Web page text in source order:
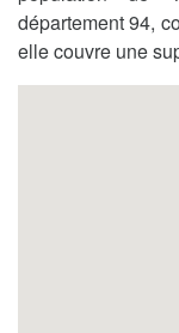
département 94,
elle couvre une